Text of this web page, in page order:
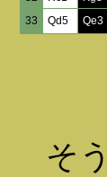
33
Qd5 Qe3
そう